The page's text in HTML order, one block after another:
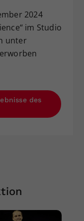
2024
im Studio
unter
erworben
des